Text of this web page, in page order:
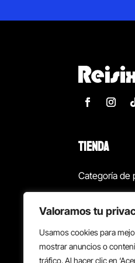
Valoramos tu
Usamos cookies para
mostrar anuncios o
tráfico. Al hacer clic en
TIENDA
Categoría de
¡Las mejores
Back to